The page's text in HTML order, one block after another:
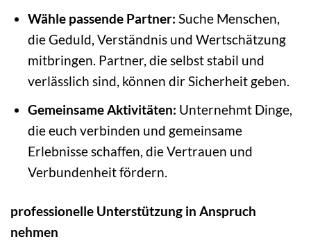
Wähle passende Partner: Suche Menschen,
die Geduld, Verständnis und Wertschätzung
mitbringen. Partner, die selbst stabil und
verlässlich sind, können dir Sicherheit geben.
Gemeinsame Aktivitäten: Unternehmt Dinge,
die euch verbinden und gemeinsame
Erlebnisse schaffen, die Vertrauen und
Verbundenheit fördern.
professionelle Unterstützung in Anspruch
nehmen